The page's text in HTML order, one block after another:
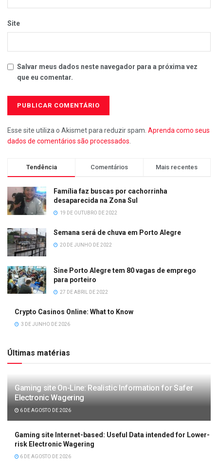
Site
Salvar meus dados neste navegador para a próxima vez
que eu comentar.
Esse site utiliza o Akismet para reduzir spam. Aprenda como seus
dados de comentários são processados
Tendência Comentários Mais recentes
Família faz buscas por cachorrinha
desaparecida na Zona Sul
19 DE OUTUBRO DE 2022
Semana será de chuva em Porto Alegre
20 DE JUNHO DE 2022
Sine Porto Alegre tem 80 vagas de emprego
para porteiro
27 DE ABRIL DE 2022
Crypto Casinos Online: What to Know
3 DE JUNHO DE 2026
Últimas matérias
Gaming site On-Line: Realistic Information for Safer
Electronic Wagering
6 DE AGOSTO DE 2026
Gaming site Internet-based: Useful Data intended for Lower-
risk Electronic Wagering
6 DE AGOSTO DE 2026